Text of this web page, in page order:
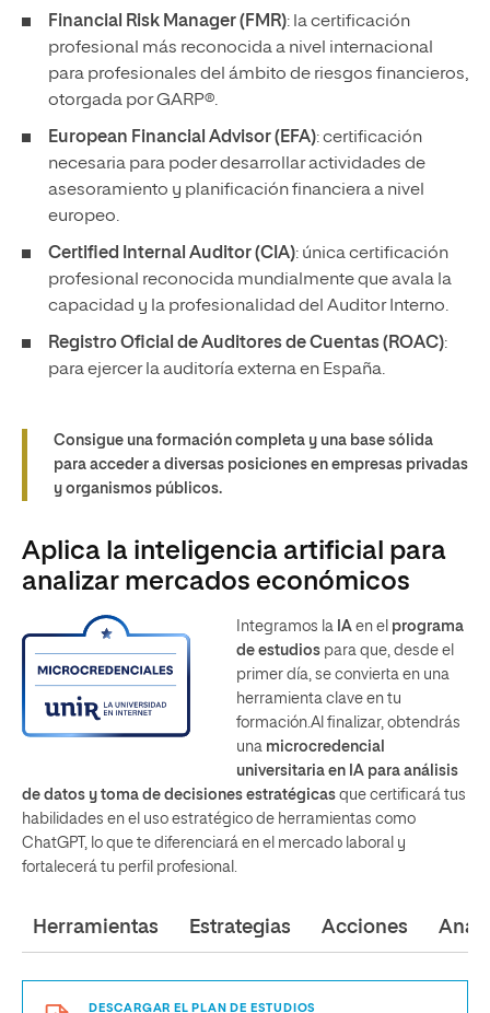
Financial Risk Manager (FMR): la certificación
profesional más reconocida a nivel internacional
para profesionales del ámbito de riesgos financieros,
otorgada por GARP®.
European Financial Advisor (EFA): certificación
necesaria para poder desarrollar actividades de
asesoramiento y planificación financiera a nivel
europeo.
Certified Internal Auditor (CIA): única certificación
profesional reconocida mundialmente que avala la
capacidad y la profesionalidad del Auditor Interno.
Registro Oficial de Auditores de Cuentas (ROAC):
para ejercer la auditoría externa en España.
Consigue una formación completa y una base sólida
para acceder a diversas posiciones en empresas privadas
y organismos públicos.
Aplica la inteligencia artificial para
analizar mercados económicos
Integramos la IA en el programa
de estudios para que, desde el
primer día, se convierta en una
herramienta clave en tu
formación.Al finalizar, obtendrás
una microcredencial
universitaria en IA para análisis
de datos y toma de decisiones estratégicas que certificará tus
habilidades en el uso estratégico de herramientas como
ChatGPT, lo que te diferenciará en el mercado laboral y
fortalecerá tu perfil profesional.
Herramientas Estrategias Acciones
DESCARGAR EL PLAN DE ESTUDIOS